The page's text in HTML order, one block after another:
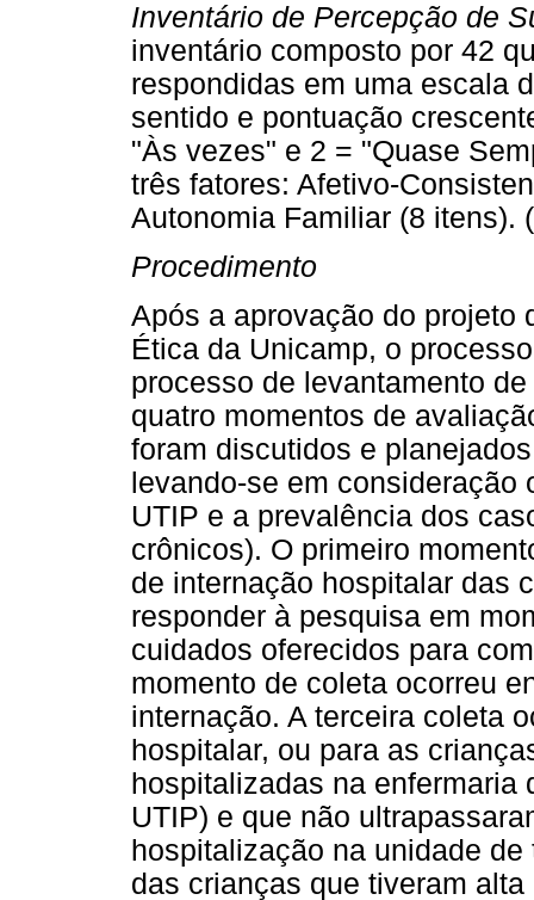
Inventário de Percepção de
inventário composto por 42
respondidas em uma escala
sentido e pontuação
"Às vezes" e 2 = "Quase
três fatores: Afetivo-
Autonomia Familiar (8 itens).
Procedimento
Após a aprovação do projeto
Ética da Unicamp, o
processo de levantamento
quatro momentos de
foram discutidos e
levando-se em
UTIP e a prevalência dos
crônicos). O primeiro
de internação hospitalar das
responder à pesquisa em
cuidados oferecidos para
momento de coleta ocorreu
internação. A terceira coleta
hospitalar, ou para as
hospitalizadas na enfermaria
UTIP) e que não
hospitalização na unidade
das crianças que tiveram